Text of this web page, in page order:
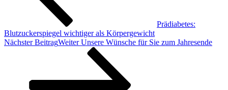
Prädiabetes:
Blutzuckerspiegel wichtiger als Körpergewicht
Nächster BeitragWeiter Unsere Wünsche für Sie zum Jahresende